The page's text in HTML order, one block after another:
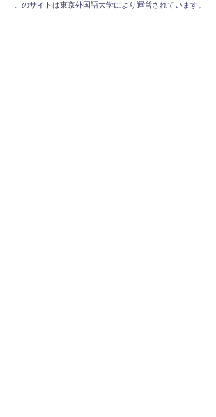
このサイトは東京外国語大学により運営されています。